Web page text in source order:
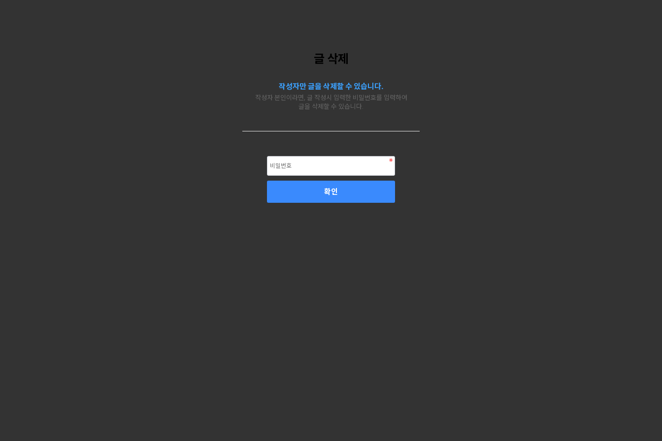
글 삭제
작성자만 글을 삭제할 수 있습니다.
작성자 본인이라면, 글 작성시 입력한 비밀번호를 입력하여
글을 삭제할 수 있습니다.